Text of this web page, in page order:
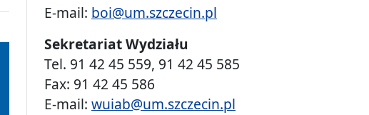
E-mail: boi@um.szczecin.pl
Sekretariat Wydziału
Tel. 91 42 45 559, 91 42 45 585
Fax: 91 42 45 586
E-mail: wuiab@um.szczecin.pl